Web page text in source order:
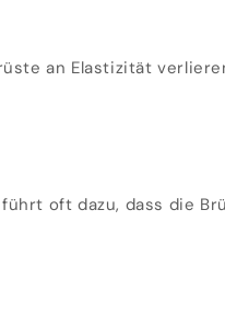
an Elastizität
oft dazu, dass die